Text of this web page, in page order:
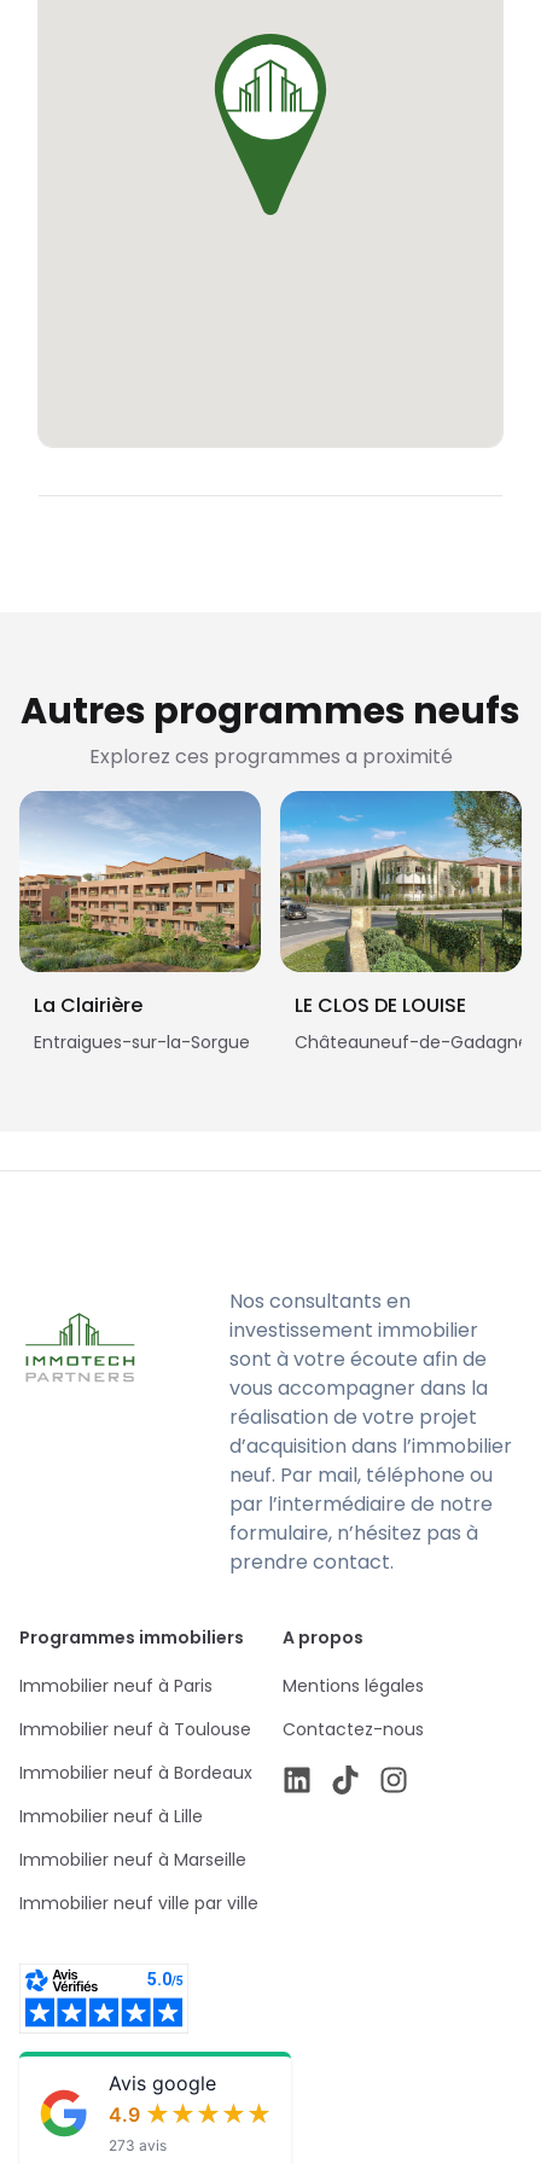
élégamment agencés, lumineux et confortables.
Chaque logement, du deux au trois pièces,
dispose d'un bel espace extérieur (terrasse
et/ou jardin), ajoutant une note de verdure à
cette résidence citadine. Ruby s'engage à offrir
une qualité de vie optimale, combinant confort,
modernité et proximité avec toutes les
Autres programmes neufs
Explorez ces programmes a proximité
La Clairière
Entraigues-sur-la-Sorgue
LE CLOS DE LOUISE
Châteauneuf-de-Gadagne
Nos consultants en
investissement immobilier
sont à votre écoute afin de
vous accompagner dans la
réalisation de votre projet
d’acquisition dans l’immobilier
neuf. Par mail, téléphone ou
par l’intermédiaire de notre
formulaire, n’hésitez pas à
prendre contact.
Programmes immobiliers
Immobilier neuf à Paris
Immobilier neuf à Toulouse
Immobilier neuf à Bordeaux
Immobilier neuf à Lille
Immobilier neuf à Marseille
Immobilier neuf ville par ville
A propos
Mentions légales
Contactez-nous
Avis google
4.9 ★★★★★
★★★★★
273 avis